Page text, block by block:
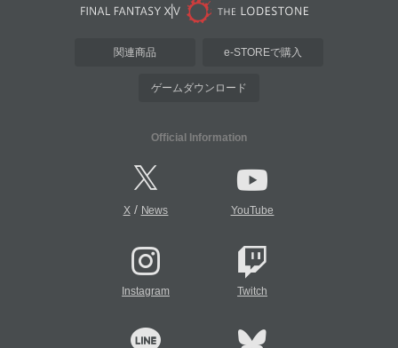
関連商品 e-STOREで購入
ゲームダウンロード
Official Information
X/ News YouTube
Instagram Twitch